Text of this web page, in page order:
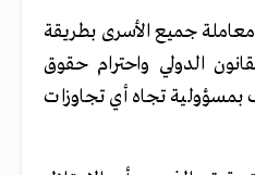
جميع الأسرى بطريقة
الدولي واحترام حقوق
بمسؤولية تجاه أي تجاوزات